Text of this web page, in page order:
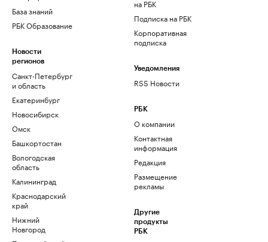
База знаний
РБК Образование
Новости
регионов
Санкт-Петербург
и область
Екатеринбург
Новосибирск
Омск
Башкортостан
Вологодская
область
Калининград
Краснодарский
край
Нижний
Новгород
на РБК
Подписка на РБК
Корпоративная
подписка
Уведомления
RSS Новости
РБК
О компании
Контактная
информация
Редакция
Размещение
рекламы
Другие
продукты
РБК